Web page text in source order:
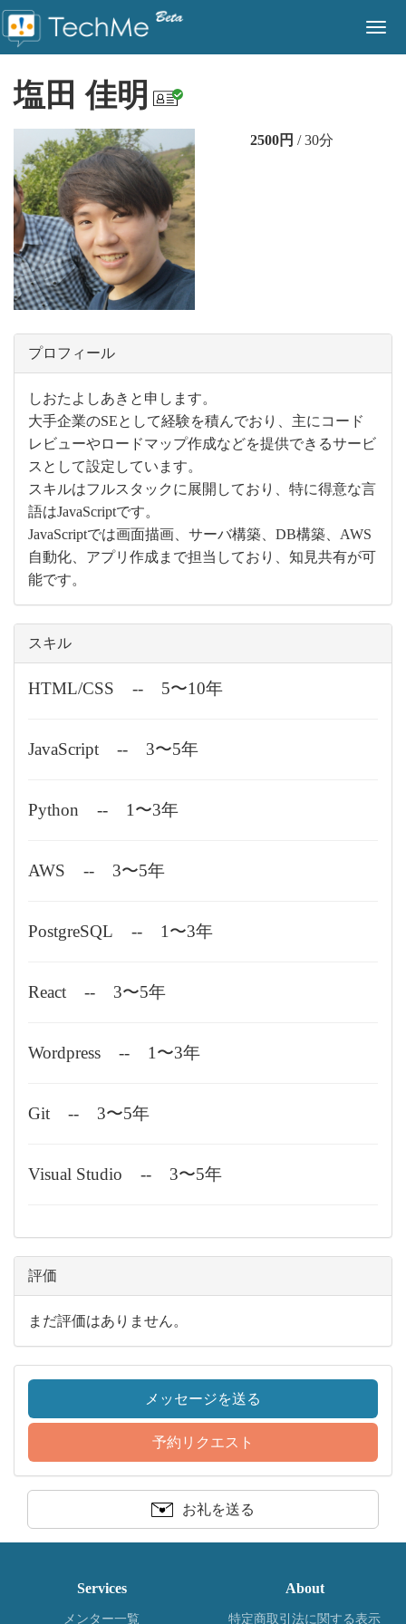
塩田 佳明
2500円 / 30分
プロフィール
しおたよしあきと申します。
大手企業のSEとして経験を積んでおり、主にコード
レビューやロードマップ作成などを提供できるサービ
スとして設定しています。
スキルはフルスタックに展開しており、特に得意な言
語はJavaScriptです。
JavaScriptでは画面描画、サーバ構築、DB構築、AWS
自動化、アプリ作成まで担当しており、知見共有が可
能です。
スキル
HTML/CSS -- 5〜10年
JavaScript -- 3〜5年
Python -- 1〜3年
AWS -- 3〜5年
PostgreSQL -- 1〜3年
React -- 3〜5年
Wordpress -- 1〜3年
Git -- 3〜5年
Visual Studio -- 3〜5年
評価
まだ評価はありません。
メッセージを送る
予約リクエスト
お礼を送る
Services
メンター一覧
About
特定商取引法に関する表示